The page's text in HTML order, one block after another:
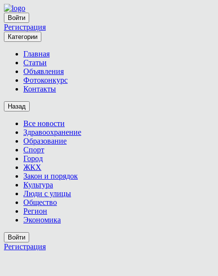
Войти
Регистрация
Категории
Главная
Статьи
Объявления
Фотоконкурс
Контакты
Назад
Все новости
Здравоохранение
Образование
Спорт
Город
ЖКХ
Закон и порядок
Культура
Люди с улицы
Общество
Регион
Экономика
Войти
Регистрация